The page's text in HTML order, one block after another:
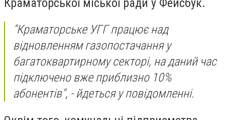
"Краматорське УГГ працює над
відновленням газопостачання у
багатоквартирному секторі, на даний час
підключено вже приблизно 10%
абонентів", - йдеться у повідомленні.